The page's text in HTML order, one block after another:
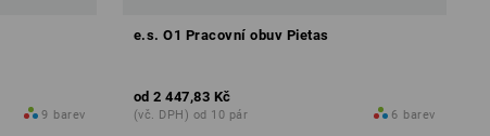
9 barev
e.s. O1 Pracovní obuv Pietas
od 2 447,83 Kč
(vč. DPH) od 10 pár 6 barev